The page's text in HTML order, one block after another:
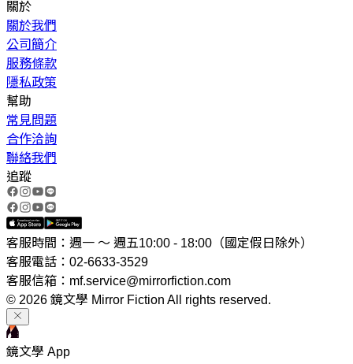
關於
關於我們
公司簡介
服務條款
隱私政策
幫助
常見問題
合作洽詢
聯絡我們
追蹤
客服時間：週一 ～ 週五10:00 - 18:00（國定假日除外）
客服電話：02-6633-3529
客服信箱：mf.service@mirrorfiction.com
© 2026 鏡文學 Mirror Fiction All rights reserved.
鏡文學 App